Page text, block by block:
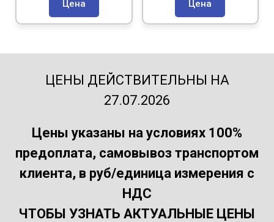
Цена Цена
ЦЕНЫ ДЕЙСТВИТЕЛЬНЫ НА
27.07.2026
Цены указаны на условиях 100%
предоплата, самовывоз транспортом
клиента, в руб/единица измерения с
НДС
ЧТОБЫ УЗНАТЬ АКТУАЛЬНЫЕ ЦЕНЫ